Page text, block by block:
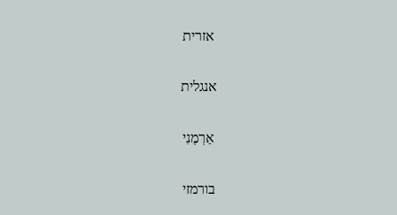
אזרית
אנגלית
אַרְמֶנִי
בורמזי